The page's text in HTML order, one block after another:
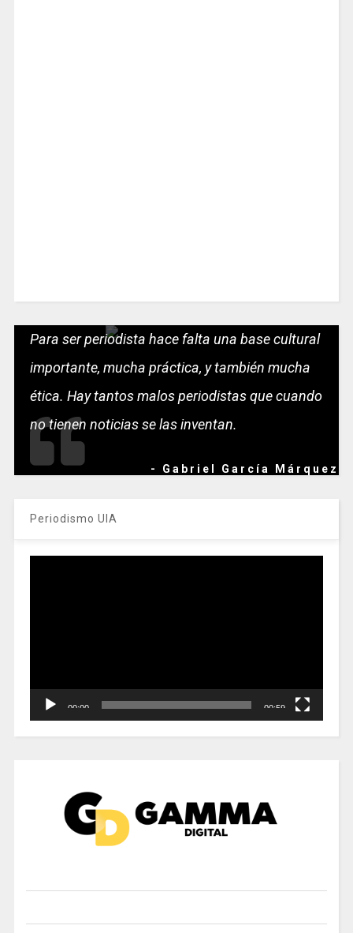
Para ser periodista hace falta una base cultural
importante, mucha práctica, y también mucha
ética. Hay tantos malos periodistas que cuando
no tienen noticias se las inventan.
- Gabriel García Márquez
Periodismo UIA
00:00 00:59